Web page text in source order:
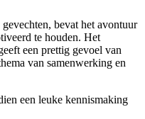
bevat het avontuur
te houden. Het
een prettig gevoel van
van samenwerking en
een leuke kennismaking